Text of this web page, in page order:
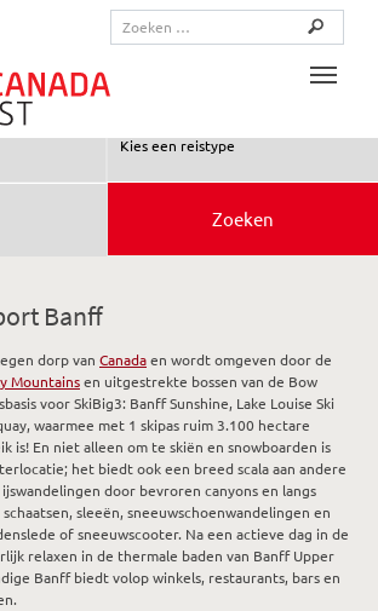
Banff
dorp van Canadaen wordt omgeven door de
Mountainsen uitgestrekte bossen van de Bow
voor SkiBig3: Banff Sunshine, Lake Louise Ski
waarmee met 1 skipas ruim 3.100 hectare
is! En niet alleen om te skiën en snowboarden is
het biedt ook een breed scala aan andere
door bevroren canyons en langs
sleeën, sneeuwschoenwandelingen en
of sneeuwscooter. Na een actieve dag in de
relaxen in de thermale baden van Banff Upper
Banff biedt volop winkels, restaurants, bars en